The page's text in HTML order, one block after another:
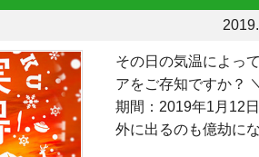
その日の気温によっ
アをご存知ですか？
期間：2019年1月12
外に出るのも億劫に